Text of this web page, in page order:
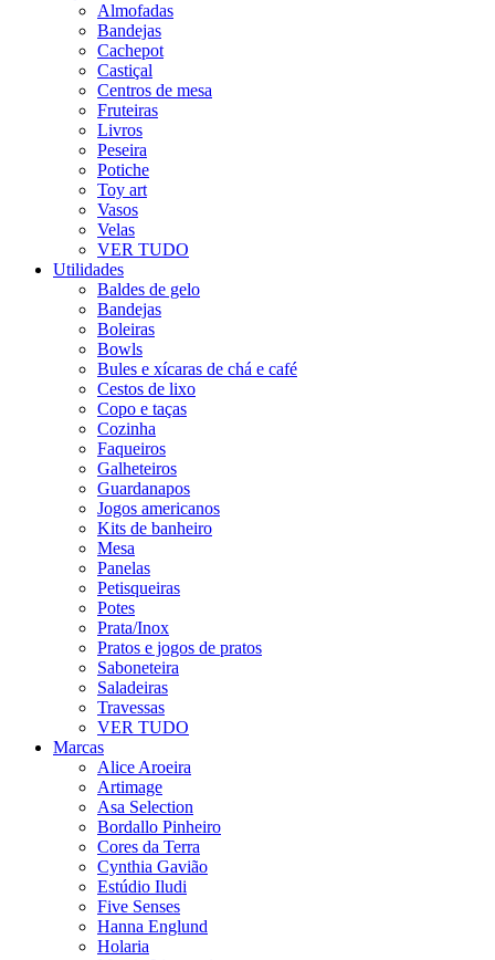
Almofadas
Bandejas
Cachepot
Castiçal
Centros de mesa
Fruteiras
Livros
Peseira
Potiche
Toy art
Vasos
Velas
VER TUDO
Utilidades
Baldes de gelo
Bandejas
Boleiras
Bowls
Bules e xícaras de chá e café
Cestos de lixo
Copo e taças
Cozinha
Faqueiros
Galheteiros
Guardanapos
Jogos americanos
Kits de banheiro
Mesa
Panelas
Petisqueiras
Potes
Prata/Inox
Pratos e jogos de pratos
Saboneteira
Saladeiras
Travessas
VER TUDO
Marcas
Alice Aroeira
Artimage
Asa Selection
Bordallo Pinheiro
Cores da Terra
Cynthia Gavião
Estúdio Iludi
Five Senses
Hanna Englund
Holaria